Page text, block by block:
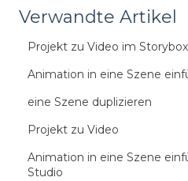
Verwandte Artikel
Projekt zu Video im
Animation in eine Szene
eine Szene duplizieren
Projekt zu Video
Animation in eine Szene
Studio